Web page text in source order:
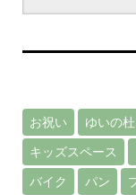
お祝い ゆいの杜
キッズスペース
バイク
パン